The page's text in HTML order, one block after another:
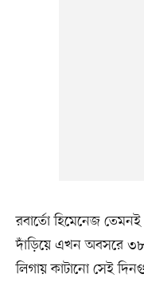
রবার্তো হিমেনেজ
দাঁড়িয়ে এখন অবসরে
লিগায় কাটানো সেই